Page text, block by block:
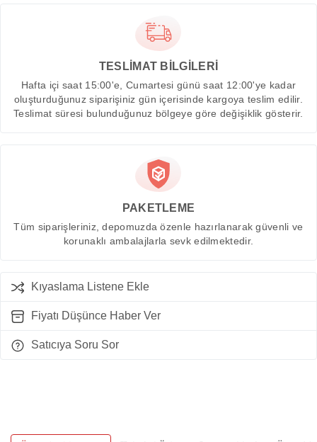
TESLİMAT BİLGİLERİ
Hafta içi saat 15:00'e, Cumartesi günü saat 12:00'ye kadar
oluşturduğunuz siparişiniz gün içerisinde kargoya teslim edilir.
Teslimat süresi bulunduğunuz bölgeye göre değişiklik gösterir.
PAKETLEME
Tüm siparişleriniz, depomuzda özenle hazırlanarak güvenli ve
korunaklı ambalajlarla sevk edilmektedir.
Kıyaslama Listene Ekle
Fiyatı Düşünce Haber Ver
Satıcıya Soru Sor